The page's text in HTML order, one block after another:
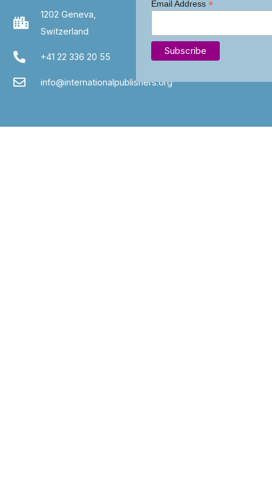
1202 Geneva,
Switzerland
+41 22 336 20 55
info@internationalpublishers.org
Email Address *